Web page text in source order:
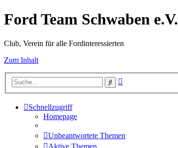
Ford Team Schwaben e.V.
Club, Verein für alle Fordinteressierten
Zum Inhalt
Suche
Schnellzugriff
Homepage
Unbeantwortete Themen